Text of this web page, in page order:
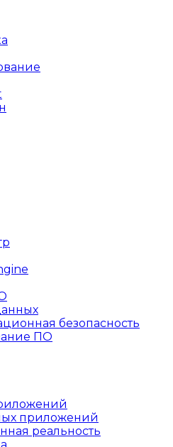
безопасность
ПО
приложений
реальность